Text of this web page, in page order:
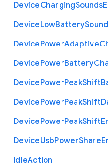
DeviceChargingSounds
DeviceLowBatterySound
DevicePowerAdaptive
DevicePowerBattery
DevicePowerPeakShift
DevicePowerPeakShift
DevicePowerPeakShift
DeviceUsbPowerShare
IdleAction